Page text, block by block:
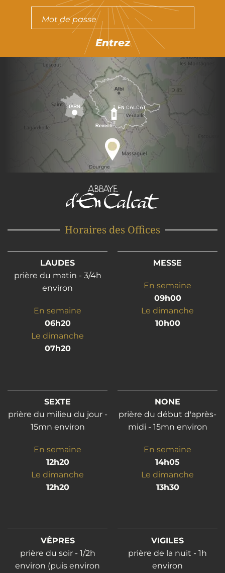
Entrez
Horaires des Offices
LAUDES
prière du matin - 3/4h
environ
En semaine
06h20
Le dimanche
07h20
MESSE
En semaine
09h00
Le dimanche
10h00
SEXTE
prière du milieu du jour -
15mn environ
En semaine
12h20
Le dimanche
12h20
NONE
prière du début d'après-
midi - 15mn environ
En semaine
14h05
Le dimanche
13h30
VÊPRES
prière du soir - 1/2h
environ (puis environ
VIGILES
prière de la nuit - 1h
environ